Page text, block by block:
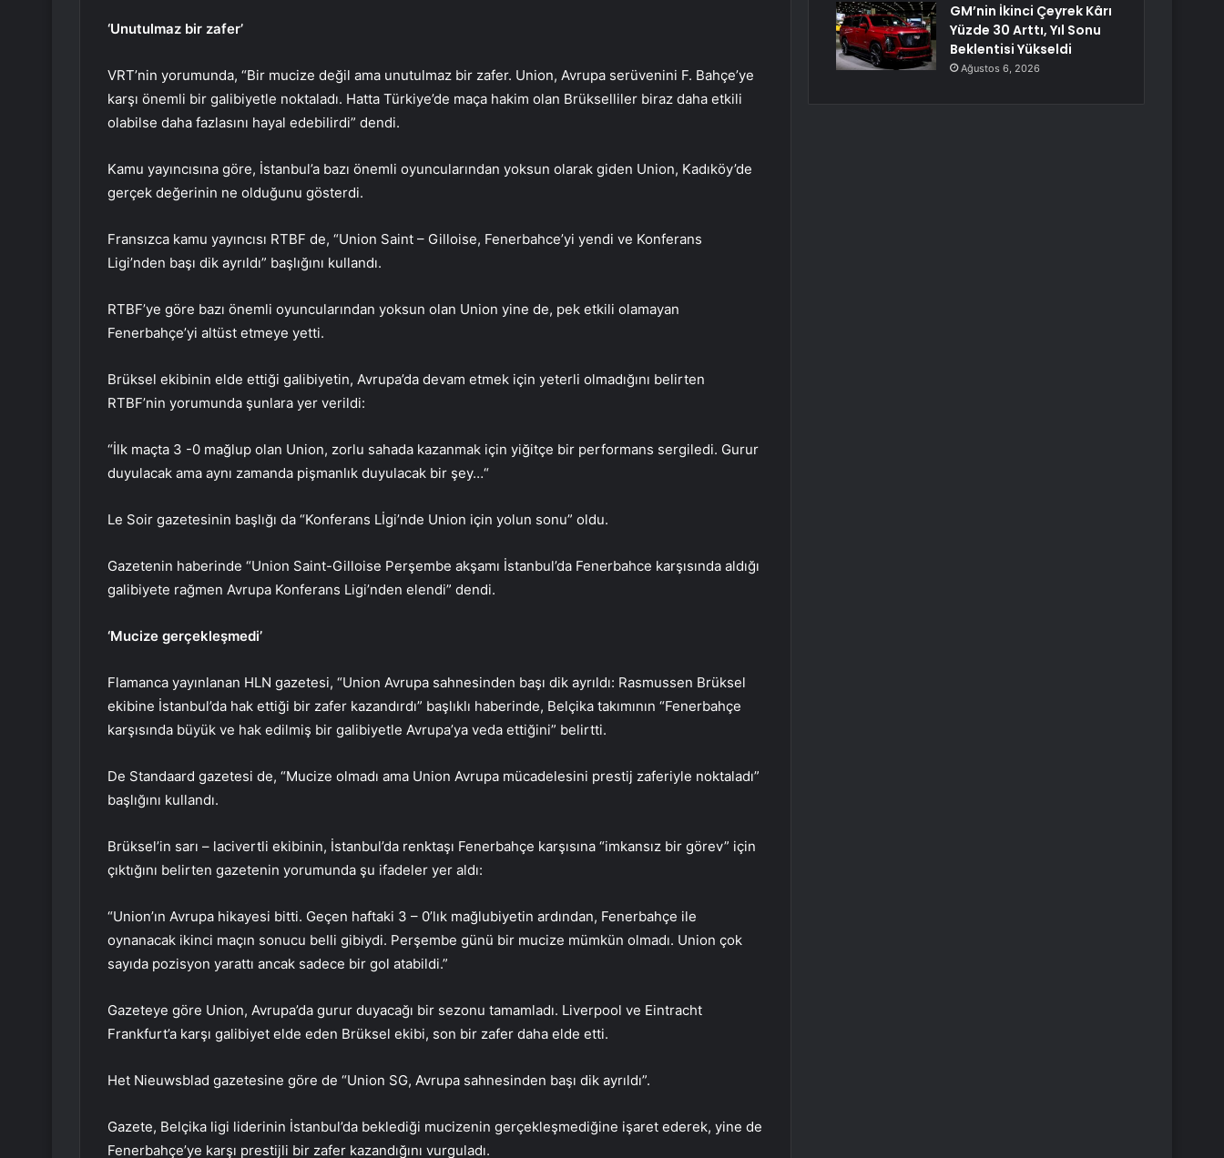
‘Unutulmaz bir zafer’
VRT’nin yorumunda, “Bir mucize değil ama unutulmaz bir zafer. Union, Avrupa serüvenini F. Bahçe’ye
karşı önemli bir galibiyetle noktaladı. Hatta Türkiye’de maça hakim olan Brükselliler biraz daha etkili
olabilse daha fazlasını hayal edebilirdi” dendi.
Kamu yayıncısına göre, İstanbul’a bazı önemli oyuncularından yoksun olarak giden Union, Kadıköy’de
gerçek değerinin ne olduğunu gösterdi.
Fransızca kamu yayıncısı RTBF de, “Union Saint – Gilloise, Fenerbahce’yi yendi ve Konferans
Ligi’nden başı dik ayrıldı” başlığını kullandı.
RTBF’ye göre bazı önemli oyuncularından yoksun olan Union yine de, pek etkili olamayan
Fenerbahçe’yi altüst etmeye yetti.
Brüksel ekibinin elde ettiği galibiyetin, Avrupa’da devam etmek için yeterli olmadığını belirten
RTBF’nin yorumunda şunlara yer verildi:
“İlk maçta 3 -0 mağlup olan Union, zorlu sahada kazanmak için yiğitçe bir performans sergiledi. Gurur
duyulacak ama aynı zamanda pişmanlık duyulacak bir şey…“
Le Soir gazetesinin başlığı da “Konferans Lİgi’nde Union için yolun sonu” oldu.
Gazetenin haberinde “Union Saint-Gilloise Perşembe akşamı İstanbul’da Fenerbahce karşısında aldığı
galibiyete rağmen Avrupa Konferans Ligi’nden elendi” dendi.
‘Mucize gerçekleşmedi’
Flamanca yayınlanan HLN gazetesi, “Union Avrupa sahnesinden başı dik ayrıldı: Rasmussen Brüksel
ekibine İstanbul’da hak ettiği bir zafer kazandırdı” başlıklı haberinde, Belçika takımının “Fenerbahçe
karşısında büyük ve hak edilmiş bir galibiyetle Avrupa’ya veda ettiğini” belirtti.
De Standaard gazetesi de, “Mucize olmadı ama Union Avrupa mücadelesini prestij zaferiyle noktaladı”
başlığını kullandı.
Brüksel’in sarı – lacivertli ekibinin, İstanbul’da renktaşı Fenerbahçe karşısına “imkansız bir görev” için
çıktığını belirten gazetenin yorumunda şu ifadeler yer aldı:
“Union’ın Avrupa hikayesi bitti. Geçen haftaki 3 – 0’lık mağlubiyetin ardından, Fenerbahçe ile
oynanacak ikinci maçın sonucu belli gibiydi. Perşembe günü bir mucize mümkün olmadı. Union çok
sayıda pozisyon yarattı ancak sadece bir gol atabildi.”
Gazeteye göre Union, Avrupa’da gurur duyacağı bir sezonu tamamladı. Liverpool ve Eintracht
Frankfurt’a karşı galibiyet elde eden Brüksel ekibi, son bir zafer daha elde etti.
Het Nieuwsblad gazetesine göre de “Union SG, Avrupa sahnesinden başı dik ayrıldı”.
Gazete, Belçika ligi liderinin İstanbul’da beklediği mucizenin gerçekleşmediğine işaret ederek, yine de
Fenerbahçe’ye karşı prestijli bir zafer kazandığını vurguladı.
GM’nin İkinci Çeyrek Kârı
Yüzde 30 Arttı, Yıl Sonu
Beklentisi Yükseldi
Ağustos 6, 2026